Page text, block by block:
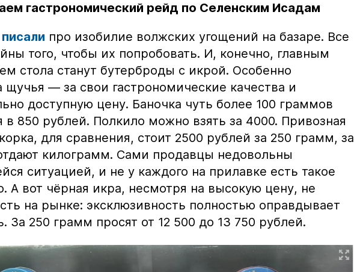
гастрономический рейд по Селенским Исадам
писали про изобилие волжских угощений на базаре. Все
того, чтобы их попробовать. И, конечно, главным
стола станут бутерброды с икрой. Особенно
щучья — за свои гастрономические качества и
доступную цену. Баночка чуть более 100 граммов
в 850 рублей. Полкило можно взять за 4000. Привозная
для сравнения, стоит 2500 рублей за 250 грамм, за
килограмм. Сами продавцы недовольны
ситуацией, и не у каждого на прилавке есть такое
А вот чёрная икра, несмотря на высокую цену, не
на рынке: эксклюзивность полностью оправдывает
За 250 грамм просят от 12 500 до 13 750 рублей.